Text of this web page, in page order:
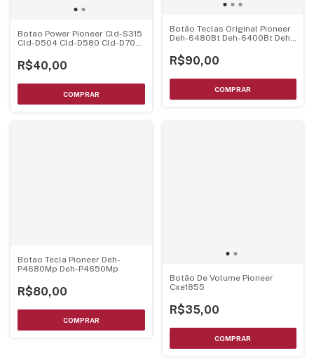
Botao Power Pioneer Cld-S315
Cld-D504 Cld-D580 Cld-D703
R$40,00
Botão Teclas Original Pioneer
Deh-6480Bt Deh-6400Bt Deh-
R$90,00
Botao Tecla Pioneer Deh-
P4680Mp Deh-P4650Mp
R$80,00
Botão De Volume Pioneer
Cxe1855
R$35,00